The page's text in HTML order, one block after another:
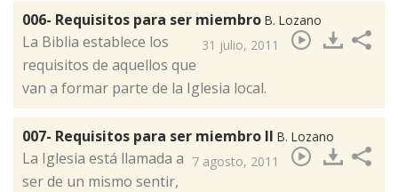
006- Requisitos para ser miembro B. Lozano
31 julio, 2011
La Biblia establece los
requisitos de aquellos que
van a formar parte de la Iglesia local.
007- Requisitos para ser miembro II B. Lozano
7 agosto, 2011
La Iglesia está llamada a
ser de un mismo sentir,